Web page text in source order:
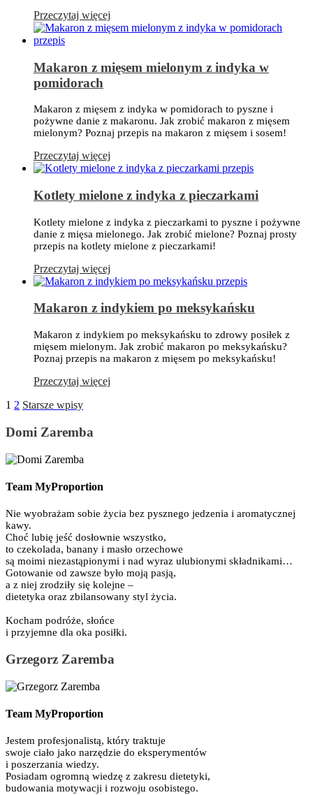
Przeczytaj więcej
Makaron z mięsem mielonym z indyka w
pomidorach
Makaron z mięsem z indyka w pomidorach to pyszne i
pożywne danie z makaronu. Jak zrobić makaron z mięsem
mielonym? Poznaj przepis na makaron z mięsem i sosem!
Przeczytaj więcej
Kotlety mielone z indyka z pieczarkami
Kotlety mielone z indyka z pieczarkami to pyszne i pożywne
danie z mięsa mielonego. Jak zrobić mielone? Poznaj prosty
przepis na kotlety mielone z pieczarkami!
Przeczytaj więcej
Makaron z indykiem po meksykańsku
Makaron z indykiem po meksykańsku to zdrowy posiłek z
mięsem mielonym. Jak zrobić makaron po meksykańsku?
Poznaj przepis na makaron z mięsem po meksykańsku!
Przeczytaj więcej
1 2 Starsze wpisy
Domi Zaremba
Team MyProportion
Nie wyobrażam sobie życia bez pysznego jedzenia i aromatycznej
kawy.
Choć lubię jeść dosłownie wszystko,
to czekolada, banany i masło orzechowe
są moimi niezastąpionymi i nad wyraz ulubionymi składnikami…
Gotowanie od zawsze było moją pasją,
a z niej zrodziły się kolejne –
dietetyka oraz zbilansowany styl życia.
Kocham podróże, słońce
i przyjemne dla oka posiłki.
Grzegorz Zaremba
Team MyProportion
Jestem profesjonalistą, który traktuje
swoje ciało jako narzędzie do eksperymentów
i poszerzania wiedzy.
Posiadam ogromną wiedzę z zakresu dietetyki,
budowania motywacji i rozwoju osobistego.